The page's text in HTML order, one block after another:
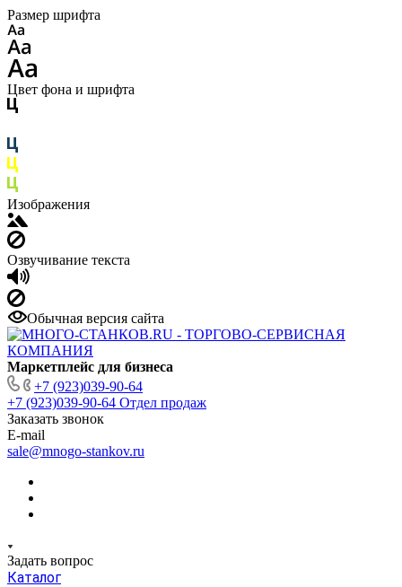
Размер шрифта
Цвет фона и шрифта
Изображения
Озвучивание текста
Обычная версия сайта
Маркетплейс для бизнеса
+7 (923)039-90-64
+7 (923)039-90-64 Отдел продаж
Заказать звонок
E-mail
sale@mnogo-stankov.ru
Задать вопрос
Каталог